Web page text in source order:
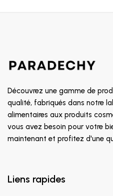
Découvrez une gamme de
qualité, fabriqués dans notre
alimentaires aux produits
vous avez besoin pour votre
maintenant et profitez d'une
Liens rapides